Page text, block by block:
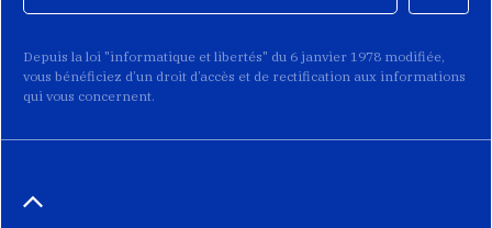
Depuis la loi "informatique et libertés" du 6 janvier 1978 modifiée,
vous bénéficiez d’un droit d’accès et de rectification aux informations
qui vous concernent.